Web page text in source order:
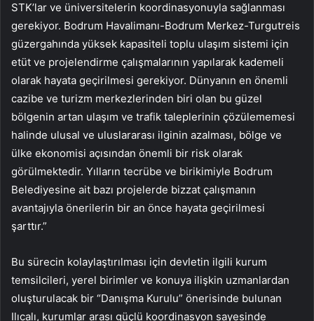
STK’lar ve üniversitelerin koordinasyonuyla sağlanması
gerekiyor. Bodrum Havalimanı-Bodrum Merkez-Turgutreis
güzergahında yüksek kapasiteli toplu ulaşım sistemi için
etüt ve projelendirme çalışmalarının yapılarak kademeli
olarak hayata geçirilmesi gerekiyor. Dünyanın en önemli
cazibe ve turizm merkezlerinden biri olan bu güzel
bölgenin artan ulaşım ve trafik taleplerinin çözülememesi
halinde ulusal ve uluslararası ilginin azalması, bölge ve
ülke ekonomisi açısından önemli bir risk olarak
görülmektedir. Yılların tecrübe ve birikimiyle Bodrum
Belediyesine ait bazı projelerde bizzat çalışmanın
avantajıyla önerilerin bir an önce hayata geçirilmesi
şarttır.”
Bu sürecin kolaylaştırılması için devletin ilgili kurum
temsilcileri, yerel birimler ve konuya ilişkin uzmanlardan
oluşturulacak bir “Danışma Kurulu” önerisinde bulunan
Ilıcalı, kurumlar arası güçlü koordinasyon sayesinde